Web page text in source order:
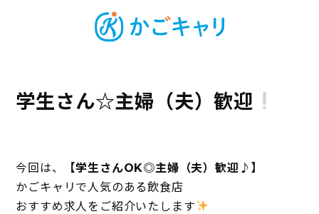
学生さん☆主婦（夫）歓迎
今回は、
【学生さんOK◎主婦（夫）歓迎♪】
かごキャリで人気のある飲食店
おすすめ求人をご紹介いたします